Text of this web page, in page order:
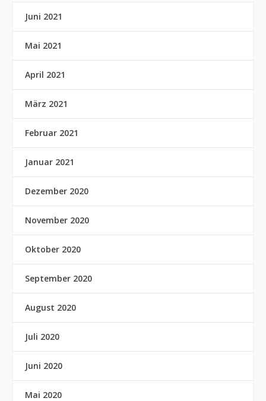
Juni 2021
Mai 2021
April 2021
März 2021
Februar 2021
Januar 2021
Dezember 2020
November 2020
Oktober 2020
September 2020
August 2020
Juli 2020
Juni 2020
Mai 2020